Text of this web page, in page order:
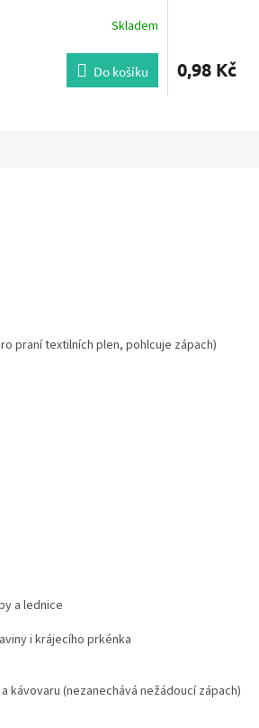
Skladem
Do košíku 0,98 Kč
praní textilních plen, pohlcuje zápach)
a lednice
i krájecího prkénka
kávovaru (nezanechává nežádoucí zápach)